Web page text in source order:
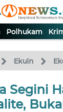
Polhukam
Ekuin
Segini